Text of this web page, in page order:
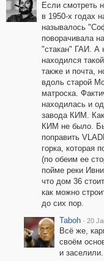
Если смотреть
в 1950-х годах
называлось
поворачивала
"стакан" ГАИ. А
находился
также и почта,
вдоль старой
матроска.
находилась и
завода КИМ. Как
КИМ не было.
поправить
горка, которая
(по обеим ее
пойме реки
что дом 36
как можно
до сих пор.
Taboh · 20
Всё же,
своём
и